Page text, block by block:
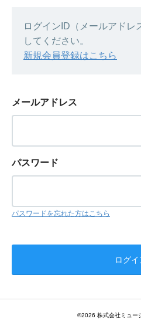
ログインID（メールアドレ
してください。
新規会員登録はこちら
メールアドレス
パスワード
パスワードを忘れた方はこちら
©2026 株式会社ミュー